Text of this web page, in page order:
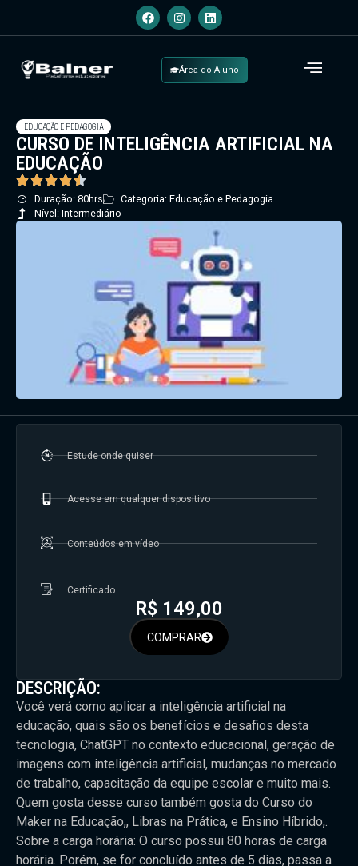
Área do Aluno
EDUCAÇÃO E PEDAGOGIA
CURSO DE INTELIGÊNCIA ARTIFICIAL NA
EDUCAÇÃO
Duração: 80hrs
Categoria: Educação e Pedagogia
Nível: Intermediário
DESCRIÇÃO:
Você verá como aplicar a inteligência artificial na
educação, quais são os benefícios e desafios desta
tecnologia, ChatGPT no contexto educacional, geração de
imagens com inteligência artificial, mudanças no mercado
de trabalho, capacitação da equipe escolar e muito mais.
Quem gosta desse curso também gosta do Curso do
Maker na Educação,, Libras na Prática, e Ensino Híbrido,.
Sobre a carga horária: O curso possui 80 horas de carga
horária. Porém, se for concluído antes de 5 dias, passa a
Estude onde quiser
Acesse em qualquer dispositivo
Conteúdos em vídeo
Certificado
R$ 149,00
COMPRAR